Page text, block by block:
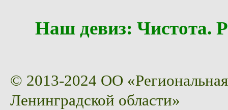
Наш девиз:
© 2013-2024 ОО
Ленинградской области»